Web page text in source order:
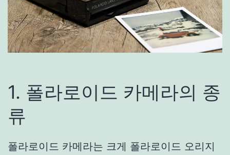
1. 폴라로이드 카메라의 종
류
폴라로이드 카메라는 크게 폴라로이드 오리지